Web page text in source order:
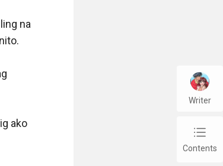
na
ako
Writer
chap_list
Contents